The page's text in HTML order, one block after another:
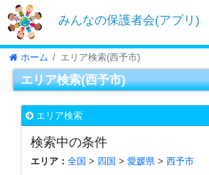
みんなの保護者会(アプリ)
ホーム エリア検索(西予市)
エリア検索(西予市)
エリア検索
検索中の条件
エリア： 全国 > 四国 > 愛媛県> 西予市